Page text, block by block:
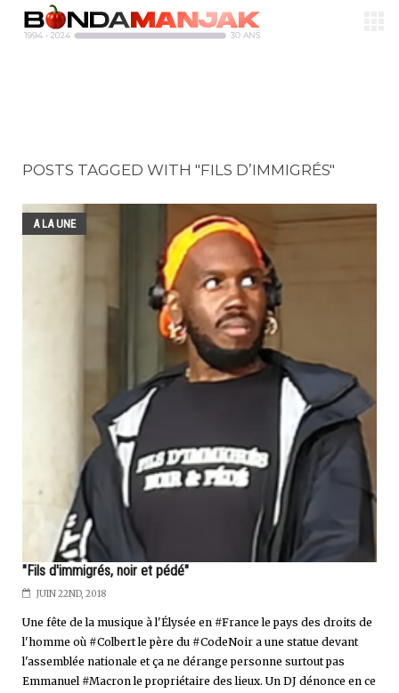
POSTS TAGGED WITH "FILS D’IMMIGRÉS"
A LA UNE
"Fils d'immigrés, noir et pédé"
JUIN 22ND, 2018
Une fête de la musique à l'Élysée en #France le pays des droits de
l'homme où #Colbert le père du #CodeNoir a une statue devant
l'assemblée nationale et ça ne dérange personne surtout pas
Emmanuel #Macron le propriétaire des lieux. Un DJ dénonce en ce